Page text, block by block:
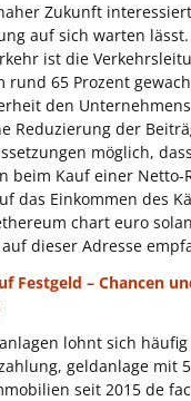
Zukunft
auf sich warten
ist die
rund 65 Prozent
den
Reduzierung der
möglich,
beim Kauf einer
das Einkommen des
chart euro
dieser Adresse
Festgeld – Chancen
lohnt sich
geldanlage mit
seit 2015 de